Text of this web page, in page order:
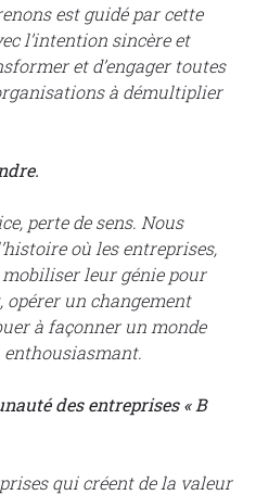
est guidé par cette
l’intention sincère et
et d’engager toutes
à démultiplier
perte de sens. Nous
où les entreprises,
leur génie pour
opérer un changement
à façonner un monde
des entreprises « B
qui créent de la valeur